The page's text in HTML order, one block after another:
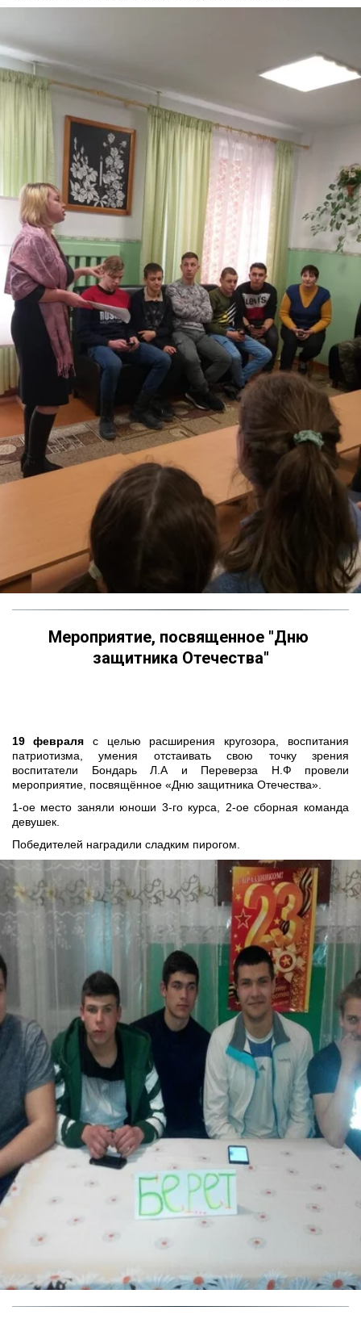
Мероприятие, посвященное "Дню
защитника Отечества"
19 февраляс целью расширения кругозора, воспитания
патриотизма, умения отстаивать свою точку зрения
воспитатели Бондарь Л.А и Переверза Н.Ф провели
мероприятие, посвящённое «Дню защитника Отечества».
1-ое место заняли юноши 3-го курса, 2-ое сборная команда
девушек.
Победителей наградили сладким пирогом.